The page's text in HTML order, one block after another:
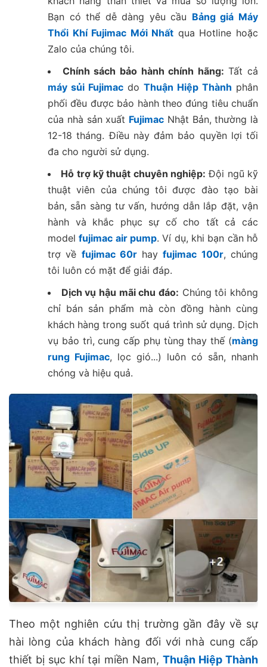
Bạn có thể dễ dàng yêu cầu Bảng giá Máy
Thổi Khí Fujimac Mới Nhất qua Hotline hoặc
Zalo của chúng tôi.
Chính sách bảo hành chính hãng: Tất cả
máy sủi Fujimac do Thuận Hiệp Thành phân
phối đều được bảo hành theo đúng tiêu chuẩn
của nhà sản xuất Fujimac Nhật Bản, thường là
12-18 tháng. Điều này đảm bảo quyền lợi tối
đa cho người sử dụng.
Hỗ trợ kỹ thuật chuyên nghiệp: Đội ngũ kỹ
thuật viên của chúng tôi được đào tạo bài
bản, sẵn sàng tư vấn, hướng dẫn lắp đặt, vận
hành và khắc phục sự cố cho tất cả các
modelfujimac air pump. Ví dụ, khi bạn cần hỗ
trợ về fujimac 60rhayfujimac 100r, chúng
tôi luôn có mặt để giải đáp.
Dịch vụ hậu mãi chu đáo: Chúng tôi không
chỉ bán sản phẩm mà còn đồng hành cùng
khách hàng trong suốt quá trình sử dụng. Dịch
vụ bảo trì, cung cấp phụ tùng thay thế (màng
rung Fujimac, lọc gió...) luôn có sẵn, nhanh
chóng và hiệu quả.
Theo một nghiên cứu thị trường gần đây về sự
hài lòng của khách hàng đối với nhà cung cấp
thiết bị sục khí tại miền Nam, Thuận Hiệp Thành